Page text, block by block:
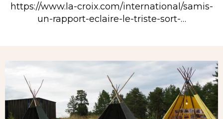
https://www.la-croix.com/international/samis-
un-rapport-eclaire-le-triste-sort-…